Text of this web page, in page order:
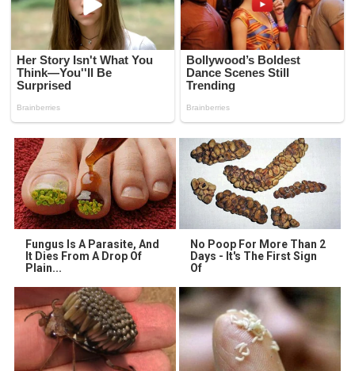
Fungus Is A Parasite, And
It Dies From A Drop Of
Plain...
No Poop For More Than 2
Days - It's The First Sign
Of